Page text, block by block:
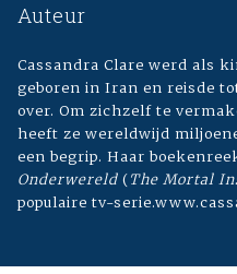
Auteur
Cassandra Clare werd als
geboren in Iran en reisde
over. Om zichzelf te
heeft ze wereldwijd
een begrip. Haar
Onderwereld (The Mortal
populaire tv-